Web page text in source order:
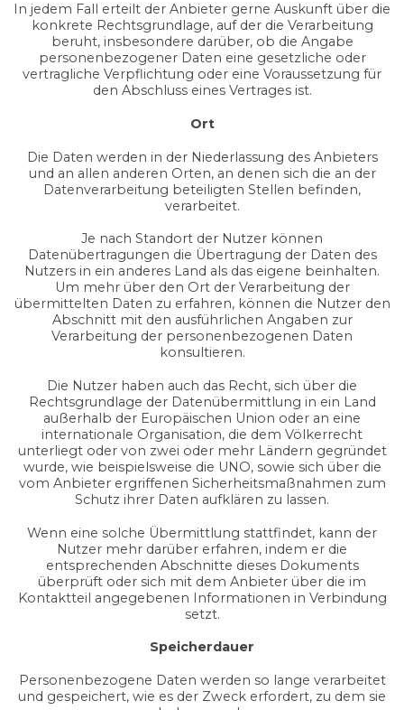
In jedem Fall erteilt der Anbieter gerne Auskunft über die
konkrete Rechtsgrundlage, auf der die Verarbeitung
beruht, insbesondere darüber, ob die Angabe
personenbezogener Daten eine gesetzliche oder
vertragliche Verpflichtung oder eine Voraussetzung für
den Abschluss eines Vertrages ist.
Ort
Die Daten werden in der Niederlassung des Anbieters
und an allen anderen Orten, an denen sich die an der
Datenverarbeitung beteiligten Stellen befinden,
verarbeitet.
Je nach Standort der Nutzer können
Datenübertragungen die Übertragung der Daten des
Nutzers in ein anderes Land als das eigene beinhalten.
Um mehr über den Ort der Verarbeitung der
übermittelten Daten zu erfahren, können die Nutzer den
Abschnitt mit den ausführlichen Angaben zur
Verarbeitung der personenbezogenen Daten
konsultieren.
Die Nutzer haben auch das Recht, sich über die
Rechtsgrundlage der Datenübermittlung in ein Land
außerhalb der Europäischen Union oder an eine
internationale Organisation, die dem Völkerrecht
unterliegt oder von zwei oder mehr Ländern gegründet
wurde, wie beispielsweise die UNO, sowie sich über die
vom Anbieter ergriffenen Sicherheitsmaßnahmen zum
Schutz ihrer Daten aufklären zu lassen.
Wenn eine solche Übermittlung stattfindet, kann der
Nutzer mehr darüber erfahren, indem er die
entsprechenden Abschnitte dieses Dokuments
überprüft oder sich mit dem Anbieter über die im
Kontaktteil angegebenen Informationen in Verbindung
setzt.
Speicherdauer
Personenbezogene Daten werden so lange verarbeitet
und gespeichert, wie es der Zweck erfordert, zu dem sie